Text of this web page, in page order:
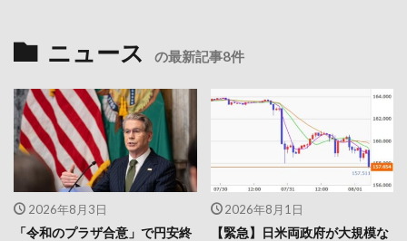
ニュース の最新記事8件
2026年8月3日
「令和のプラザ合意」で円安終
2026年8月1日
【緊急】日米両政府が大規模な